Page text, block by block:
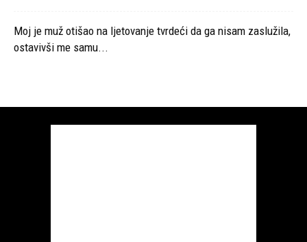
Moj je muž otišao na ljetovanje tvrdeći da ga nisam zaslužila,
ostavivši me samu...